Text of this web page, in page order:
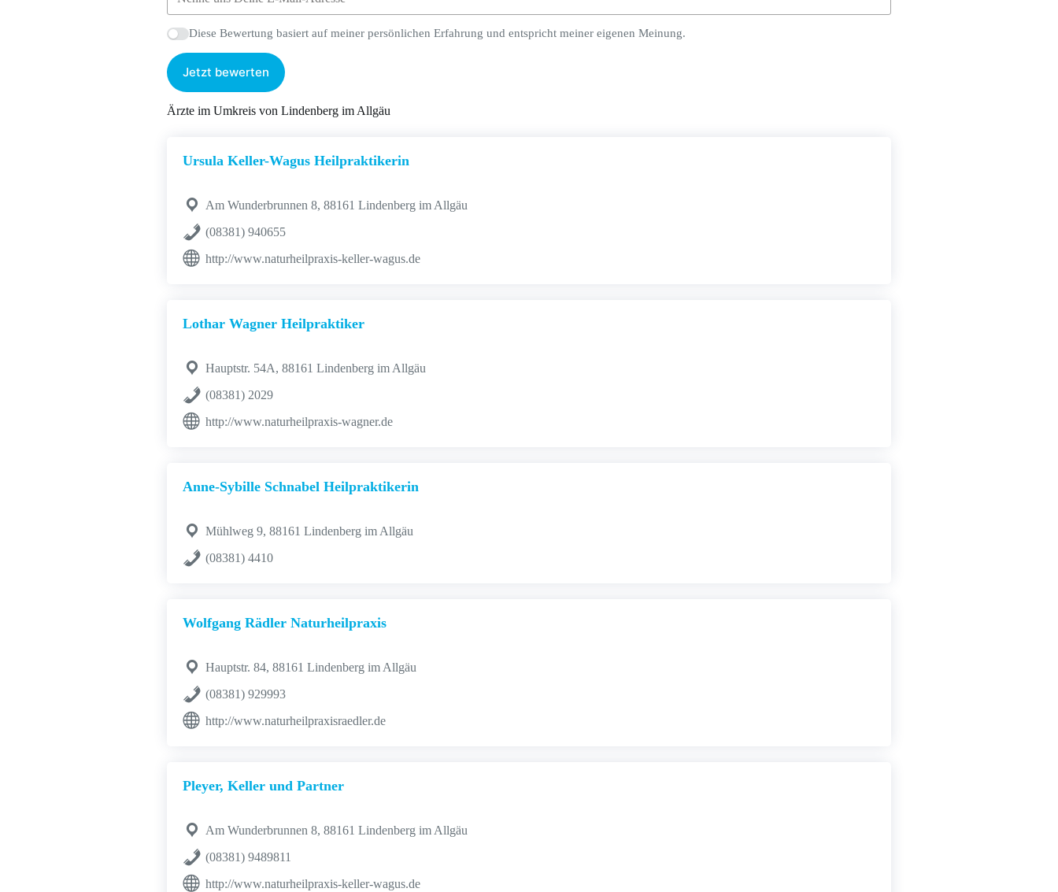
Diese Bewertung basiert auf meiner persönlichen Erfahrung und entspricht meiner eigenen Meinung.
Jetzt bewerten
Ärzte im Umkreis von Lindenberg im Allgäu
Ursula Keller-Wagus Heilpraktikerin
Am Wunderbrunnen 8, 88161 Lindenberg im Allgäu
(08381) 940655
http://www.naturheilpraxis-keller-wagus.de
Lothar Wagner Heilpraktiker
Hauptstr. 54A, 88161 Lindenberg im Allgäu
(08381) 2029
http://www.naturheilpraxis-wagner.de
Anne-Sybille Schnabel Heilpraktikerin
Mühlweg 9, 88161 Lindenberg im Allgäu
(08381) 4410
Wolfgang Rädler Naturheilpraxis
Hauptstr. 84, 88161 Lindenberg im Allgäu
(08381) 929993
http://www.naturheilpraxisraedler.de
Pleyer, Keller und Partner
Am Wunderbrunnen 8, 88161 Lindenberg im Allgäu
(08381) 9489811
http://www.naturheilpraxis-keller-wagus.de